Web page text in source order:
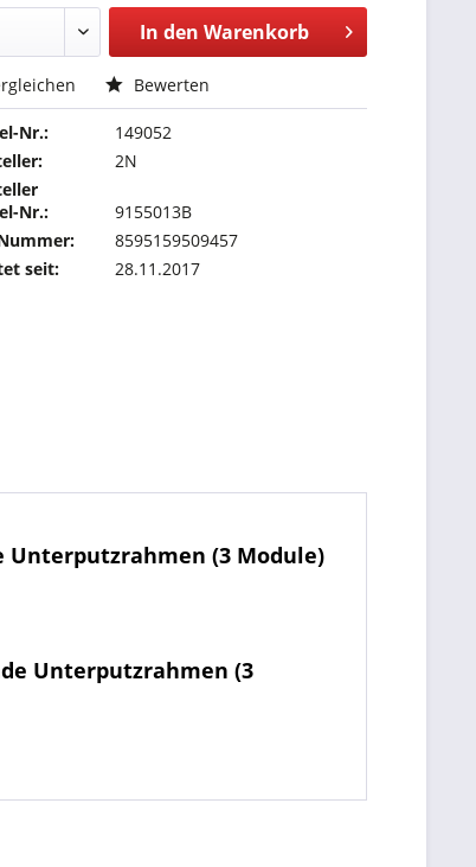
In den Warenkorb
Bewerten
Nr.:
149052
2N
Nr.:
9155013B
8595159509457
seit:
28.11.2017
Unterputzrahmen (3 Module)
Unterputzrahmen (3